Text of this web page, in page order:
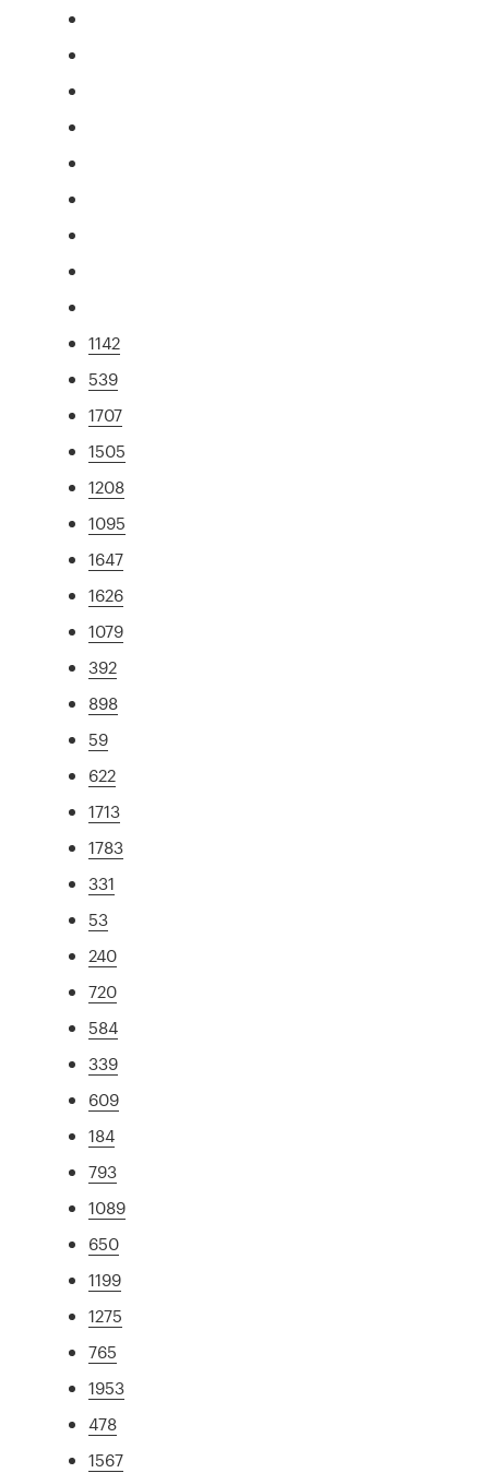
1142
539
1707
1505
1208
1095
1647
1626
1079
392
898
59
622
1713
1783
331
53
240
720
584
339
609
184
793
1089
650
1199
1275
765
1953
478
1567